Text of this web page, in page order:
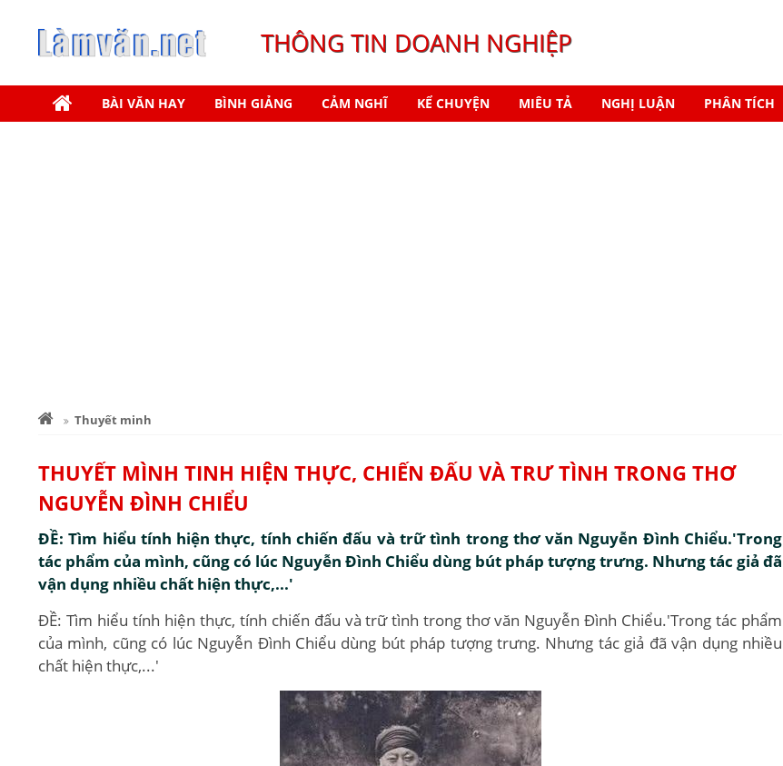
THÔNG TIN DOANH NGHIỆP
BÀI VĂN HAY BÌNH GIẢNG CẢM NGHĨ KỂ CHUYỆN MIÊU TẢ NGHỊ LUẬN PHÂN TÍCH
Thuyết minh
THUYẾT MÌNH TINH HIỆN THỰC, CHIẾN ĐẤU VÀ TRƯ TÌNH TRONG THƠ
NGUYỄN ĐÌNH CHIỂU
ĐỀ: Tìm hiểu tính hiện thực, tính chiến đấu và trữ tình trong thơ văn Nguyễn Đình Chiểu.'Trong
tác phẩm của mình, cũng có lúc Nguyễn Đình Chiểu dùng bút pháp tượng trưng. Nhưng tác giả đã
vận dụng nhiều chất hiện thực,...'
ĐỀ: Tìm hiểu tính hiện thực, tính chiến đấu và trữ tình trong thơ văn Nguyễn Đình Chiểu.'Trong tác phẩm
của mình, cũng có lúc Nguyễn Đình Chiểu dùng bút pháp tượng trưng. Nhưng tác giả đã vận dụng nhiều
chất hiện thực,...'